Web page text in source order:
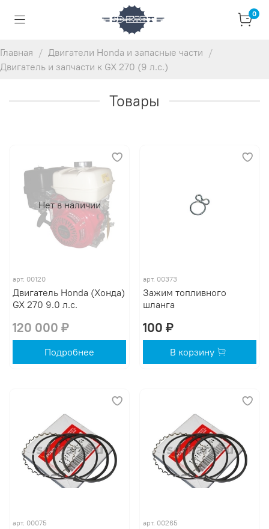
0
Главная
Двигатели Honda и запасные части
Двигатель и запчасти к GX 270 (9 л.с.)
Товары
Нет в наличии
арт. 00120
Двигатель Honda (Хонда)
GX 270 9.0 л.с.
120 000 ₽
Подробнее
арт. 00373
Зажим топливного
шланга
100 ₽
В корзину
арт. 00075 арт. 00265